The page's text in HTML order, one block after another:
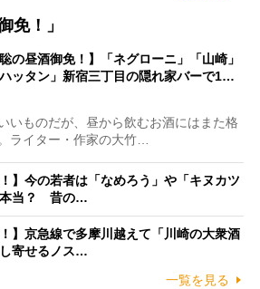
免！」
聡の昼酒御免！】「ネグローニ」「山崎」
ハッタン」新宿三丁目の隠れ家バーで1…
いものだが、昼から飲むお酒にはまた格
ライター・作家の大竹…
】今の若者は「なめろう」や「キヌカツ
本当？ 昔の…
】京急線で多摩川越えて「川崎の大衆酒
寄せるノス…
一覧を見る